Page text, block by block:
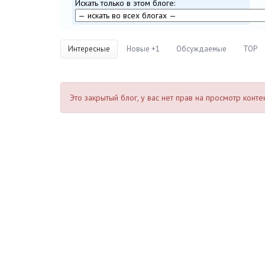
Искать только в этом блоге:
Интересные Новые +1 Обсуждаемые TOP
Это закрытый блог, у вас нет прав на просмотр